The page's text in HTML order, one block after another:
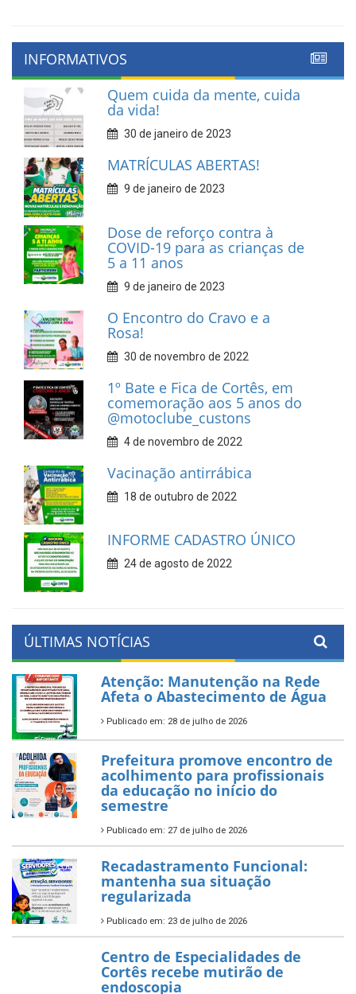
INFORMATIVOS
Quem cuida da mente, cuida
da vida!
30 de janeiro de 2023
MATRÍCULAS ABERTAS!
9 de janeiro de 2023
Dose de reforço contra à
COVID-19 para as crianças de
5 a 11 anos
9 de janeiro de 2023
O Encontro do Cravo e a
Rosa!
30 de novembro de 2022
1º Bate e Fica de Cortês, em
comemoração aos 5 anos do
@motoclube_custons
4 de novembro de 2022
Vacinação antirrábica
18 de outubro de 2022
INFORME CADASTRO ÚNICO
24 de agosto de 2022
ÚLTIMAS NOTÍCIAS
Atenção: Manutenção na Rede
Afeta o Abastecimento de Água
Publicado em: 28 de julho de 2026
Prefeitura promove encontro de
acolhimento para profissionais
da educação no início do
semestre
Publicado em: 27 de julho de 2026
Recadastramento Funcional:
mantenha sua situação
regularizada
Publicado em: 23 de julho de 2026
Centro de Especialidades de
Cortês recebe mutirão de
endoscopia